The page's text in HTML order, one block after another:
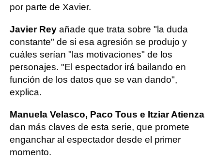
por parte de Xavier.
Javier Rey añade que trata sobre "la duda
constante" de si esa agresión se produjo y
cuáles serían "las motivaciones" de los
personajes. "El espectador irá bailando en
función de los datos que se van dando",
explica.
Manuela Velasco, Paco Tous e Itziar Atienza
dan más claves de esta serie, que promete
enganchar al espectador desde el primer
momento.